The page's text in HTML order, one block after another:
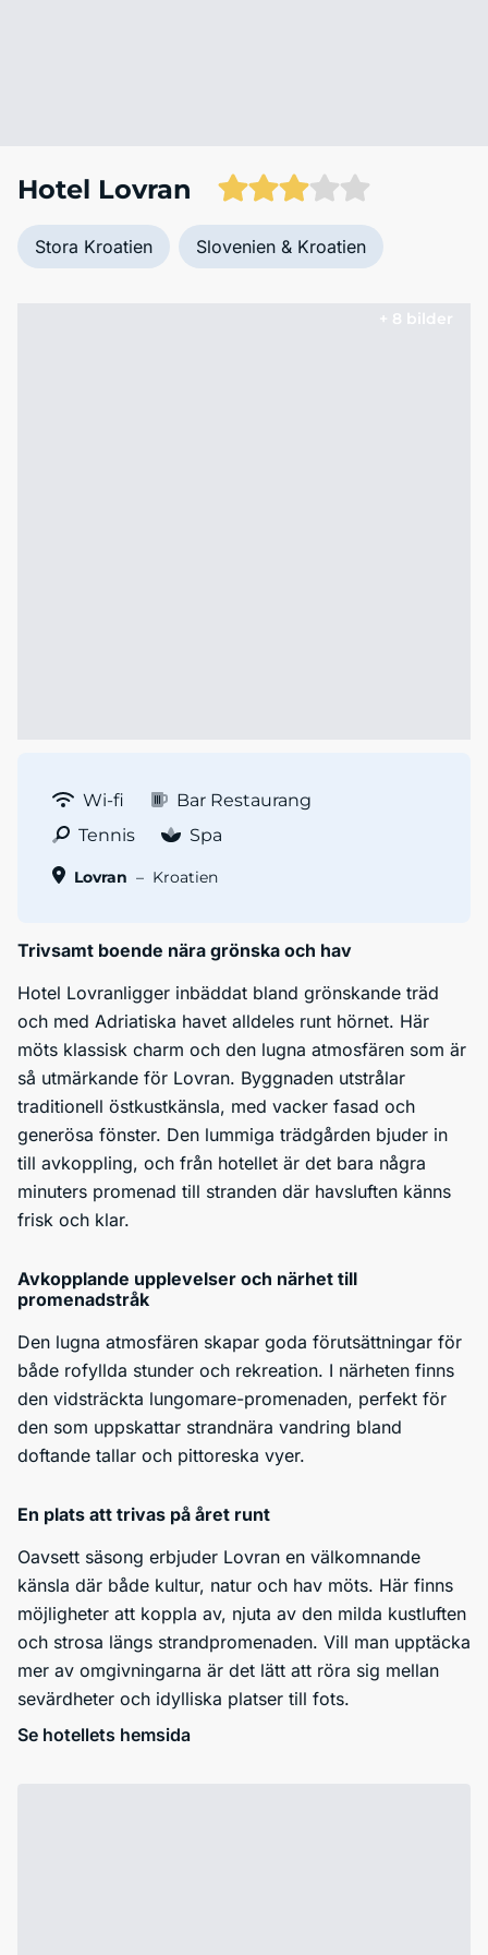
Hotel Lovran
Stora Kroatien Slovenien & Kroatien
+ 8 bilder
Wi-fi
Bar Restaurang
Tennis
Spa
Lovran – Kroatien
Trivsamt boende nära grönska och hav
Hotel Lovranligger inbäddat bland grönskande träd
och med Adriatiska havet alldeles runt hörnet. Här
möts klassisk charm och den lugna atmosfären som är
så utmärkande för Lovran. Byggnaden utstrålar
traditionell östkustkänsla, med vacker fasad och
generösa fönster. Den lummiga trädgården bjuder in
till avkoppling, och från hotellet är det bara några
minuters promenad till stranden där havsluften känns
frisk och klar.
Avkopplande upplevelser och närhet till
promenadstråk
Den lugna atmosfären skapar goda förutsättningar för
både rofyllda stunder och rekreation. I närheten finns
den vidsträckta lungomare-promenaden, perfekt för
den som uppskattar strandnära vandring bland
doftande tallar och pittoreska vyer.
En plats att trivas på året runt
Oavsett säsong erbjuder Lovran en välkomnande
känsla där både kultur, natur och hav möts. Här finns
möjligheter att koppla av, njuta av den milda kustluften
och strosa längs strandpromenaden. Vill man upptäcka
mer av omgivningarna är det lätt att röra sig mellan
sevärdheter och idylliska platser till fots.
Se hotellets hemsida